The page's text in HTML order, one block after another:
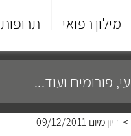
מילון רפואי תרופות
> דיון מיום 09/12/2011